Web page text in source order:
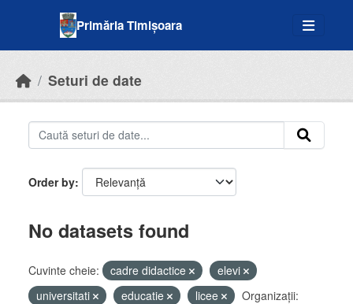
Primăria Timișoara
Seturi de date
Order by
No datasets found
Cuvinte cheie: cadre didactice
elevi
universitati
educatie licee
Organizații: